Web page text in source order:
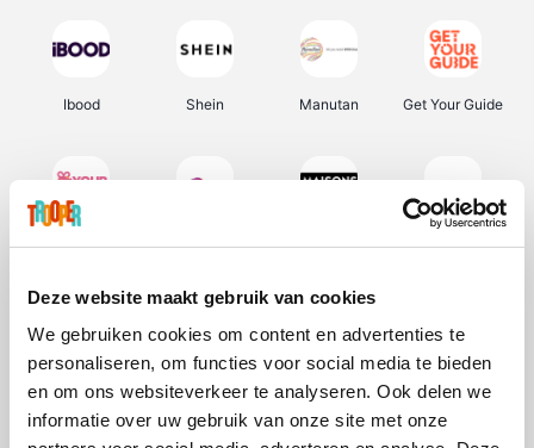
Deze website maakt gebruik van cookies
We gebruiken cookies om content en advertenties te
personaliseren, om functies voor social media te bieden
en om ons websiteverkeer te analyseren. Ook delen we
informatie over uw gebruik van onze site met onze
Ibood Shein Manutan Get Your Guide